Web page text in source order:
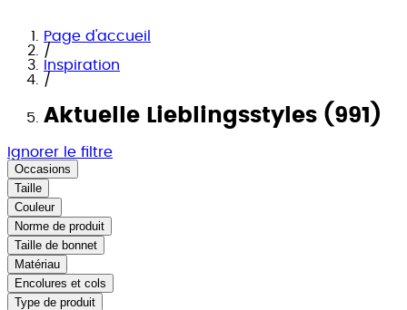
Page d'accueil
/
Inspiration
/
Aktuelle Lieblingsstyles (991)
Ignorer le filtre
Occasions
Taille
Couleur
Norme de produit
Taille de bonnet
Matériau
Encolures et cols
Type de produit